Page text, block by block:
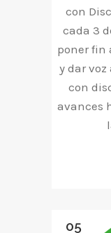
con
cada 3
poner fin
y dar
con
avances
05